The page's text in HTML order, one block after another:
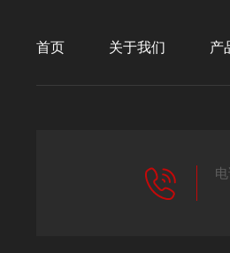
首页 关于我们 产